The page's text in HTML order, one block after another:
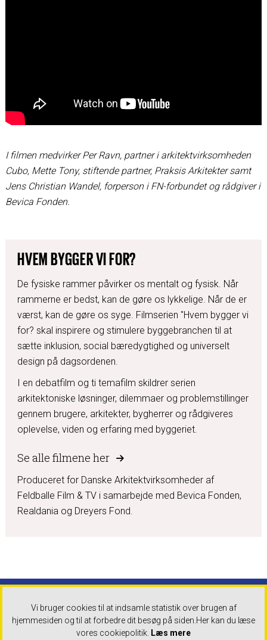
I filmen medvirker Per Ravn, partner i arkitektvirksomheden
Cubo, Mette Tony, stiftende partner, Praksis Arkitekter samt
Jens Christian Wandel, forperson i FN-forbundet og rådgiver i
Bevica Fonden.
HVEM BYGGER VI FOR?
De fysiske rammer påvirker os mentalt og fysisk. Når
rammerne er bedst, kan de gøre os lykkelige. Når de er
værst, kan de gøre os syge. Filmserien "Hvem bygger vi
for? skal inspirere og stimulere byggebranchen til at
sætte inklusion, social bæredygtighed og universelt
design på dagsordenen.
I en debatfilm og ti temafilm skildrer serien
arkitektoniske løsninger, dilemmaer og problemstillinger
gennem brugere, arkitekter, bygherrer og rådgiveres
oplevelse, viden og erfaring med byggeriet.
Se alle filmene her
Produceret for Danske Arkitektvirksomheder af
Feldballe Film & TV i samarbejde med Bevica Fonden,
Realdania og Dreyers Fond.
Tlf: +45 32 83 05 00 Mandag -
torsdag 9-16:30 Fredag 9-16
Mail: info@danskeark.dk
Vi bruger cookies til at indsamle statistik over brugen af
hjemmesiden og til at forbedre dit besøg på siden. Her kan du læse
vores cookiepolitik. Læs mere